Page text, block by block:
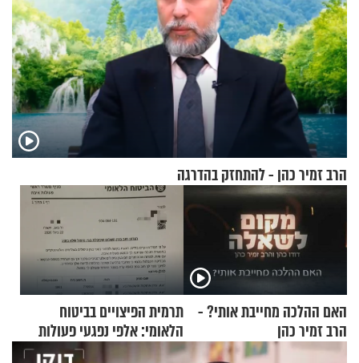
הרב זמיר כהן - להתחזק בהדרגה
האם ההלכה מחייבת אותי? -
הרב זמיר כהן
תרמית הפיצויים בביטוח
הלאומי: אלפי נפגעי פעולות
איבה קיבלו כספים במירמה